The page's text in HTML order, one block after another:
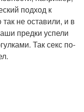
подход к
не оставили, и в
предки успели
Так секс по-